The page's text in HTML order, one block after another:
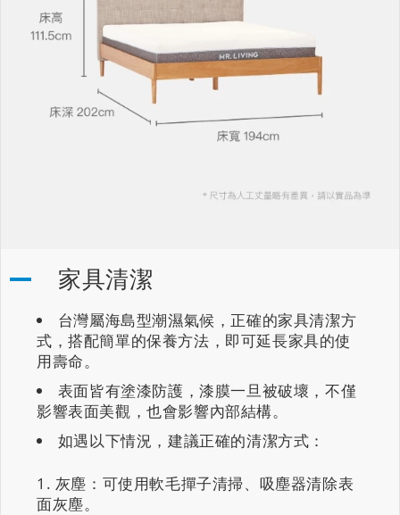
家具清潔
台灣屬海島型潮濕氣候，正確的家具清潔方
式，搭配簡單的保養方法，即可延長家具的使
用壽命。
表面皆有塗漆防護，漆膜一旦被破壞，不僅
影響表面美觀，也會影響內部結構。
如遇以下情況，建議正確的清潔方式：
灰塵：可使用軟毛撣子清掃、吸塵器清除表
面灰塵。